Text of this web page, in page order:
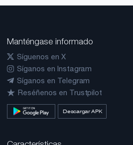
Manténgase informado
Síguenos en X
Síganos en Instagram
Síganos en Telegram
Reséñenos en Trustpilot
Descargar APK